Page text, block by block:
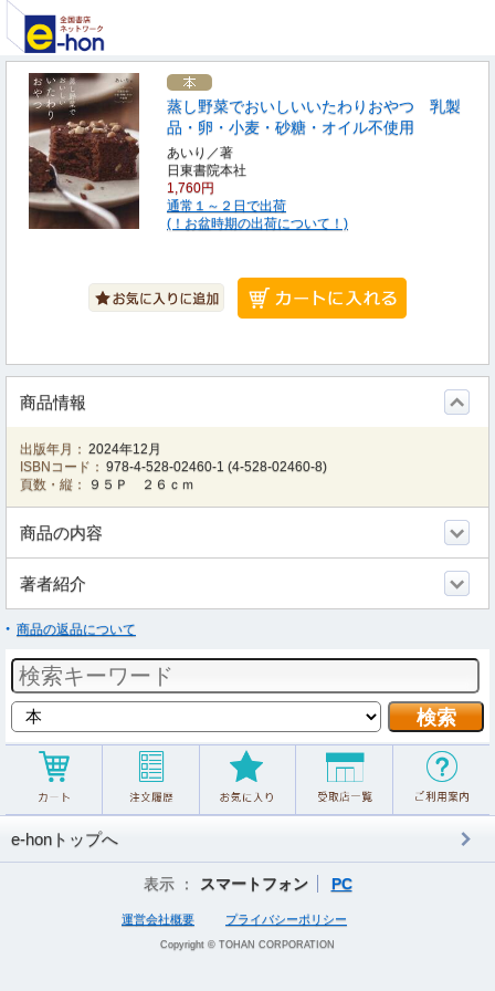
蒸し野菜でおいしいいたわりおやつ 乳製
品・卵・小麦・砂糖・オイル不使用
あいり／著
日東書院本社
1,760円
通常１～２日で出荷
(！お盆時期の出荷について！)
商品情報
出版年月： 2024年12月
ISBNコード： 978-4-528-02460-1 (4-528-02460-8)
頁数・縦：
９５Ｐ ２６ｃｍ
商品の内容
著者紹介
商品の返品について
e-honトップへ
表示 ： スマートフォン PC
運営会社概要 プライバシーポリシー
Copyright © TOHAN CORPORATION